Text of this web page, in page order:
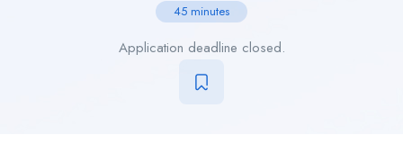
45 minutes
Application deadline closed.